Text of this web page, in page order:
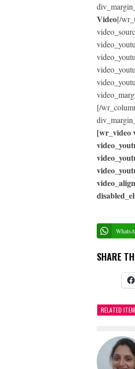
Video[/
[/
[wr_video
SHARE
RELATED